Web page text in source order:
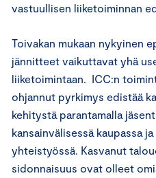
vastuullisen liiketoiminnan
Toivakan mukaan nykyinen
jännitteet vaikuttavat yhä
liiketoimintaan. ICC:n
ohjannut pyrkimys edistää
kehitystä parantamalla
kansainvälisessä kaupassa
yhteistyössä. Kasvanut
sidonnaisuus ovat olleet